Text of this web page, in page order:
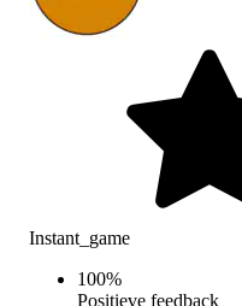
Instant_game
100%
Positieve feedback